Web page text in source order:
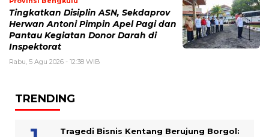
Tingkatkan Disiplin ASN, Sekdaprov
Herwan Antoni Pimpin Apel Pagi dan
Pantau Kegiatan Donor Darah di
Inspektorat
Rabu, 5 Agu 2026 - 12:38 WIB
TRENDING
Tragedi Bisnis Kentang Berujung Borgol: